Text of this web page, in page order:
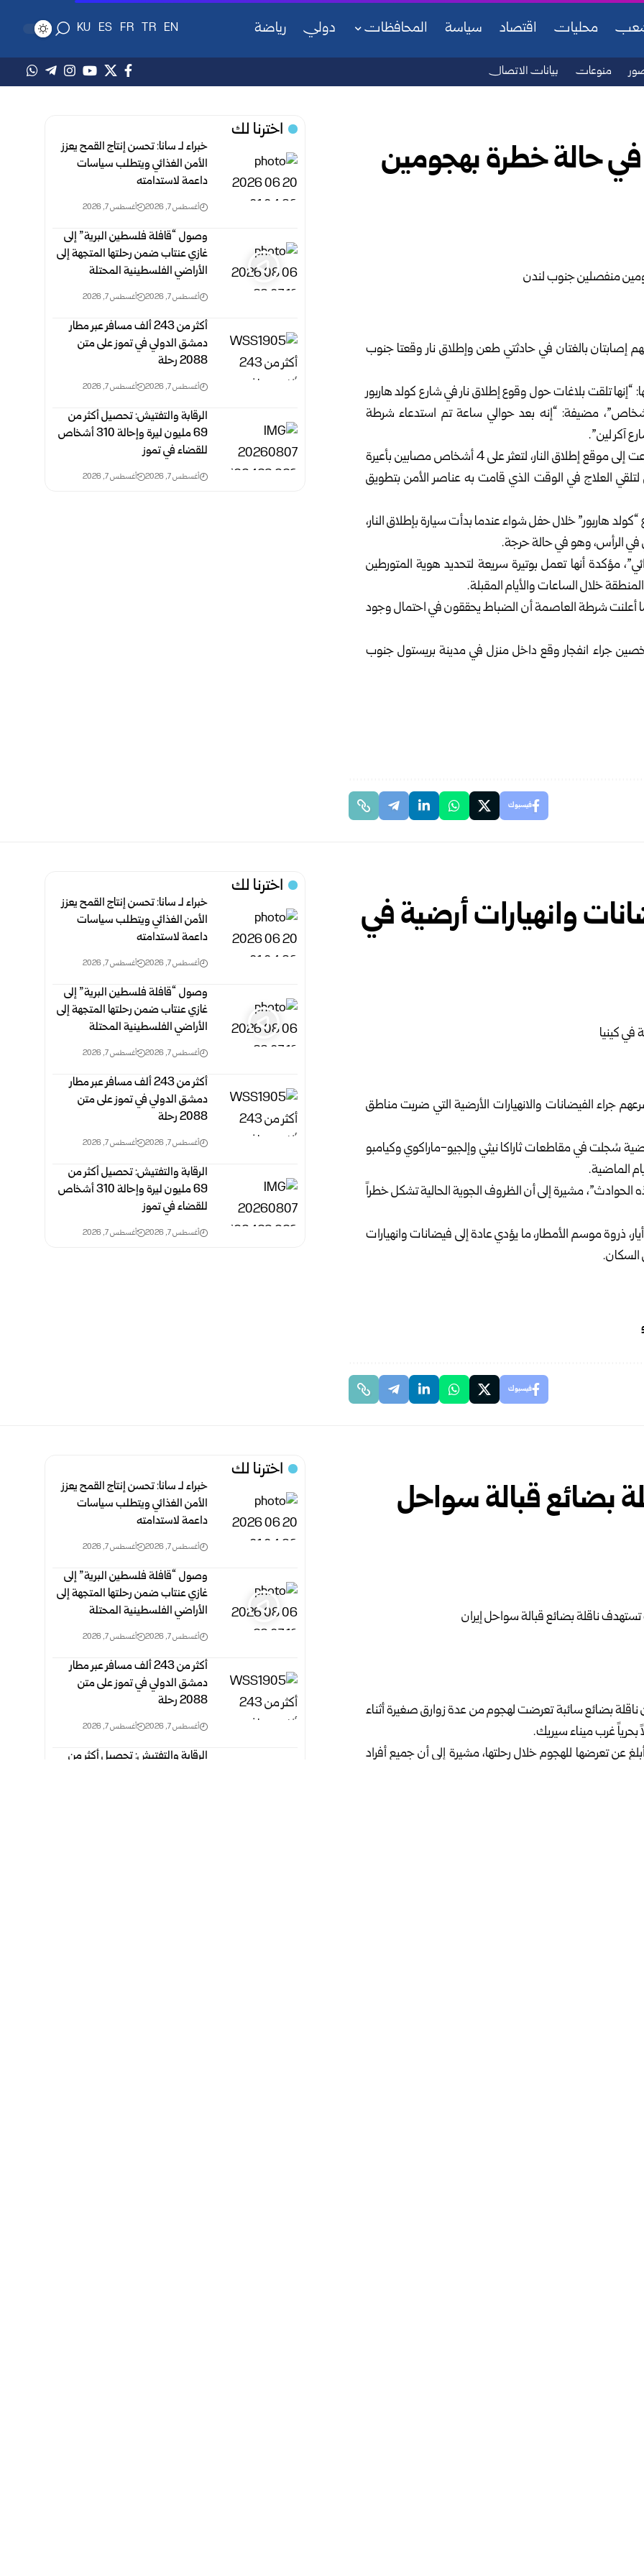
محليات اقتصاد سياسة المحافظات دولي رياضة EN
TR
FR
ES
KU
منوعات بيانات الاتصال
في حالة خطرة بهجومين
اليوم الأحد إصابة 5 أشخاص، بينهم إصابتان بالغتان في حادثتي طعن وإطلاق نار وقعتا جنوب
تلقت بلاغات حول وقوع إطلاق نار في شارع كولد هاربور
بريكستون جنوب لندن، نجم عنه إصابة 4 أشخاص”، مضيفة: “إنه بعد حوالي ساعة تم استدعاء شرطة
وأوضحت الشرطة أن “فرق الإسعاف ومكافحة الجريمة هرعت إلى موقع إطلاق النار، لتعثر على 4 أشخاص مصابين بأعيرة
العلاج في الوقت الذي قامت به عناصر الأمن بتطويق
هاربور” خلال حفل شواء عندما بدأت سيارة بإطلاق النار،
مؤكدة أنها تعمل بوتيرة سريعة لتحديد هوية المتورطين
خلال الساعات والأيام المقبلة.
أعلنت شرطة العاصمة أن الضباط يحققون في احتمال وجود
جراء انفجار وقع داخل منزل في مدينة بريستول جنوب
فيسبوك
اخترنا لك
خبراء لـ سانا: تحسن إنتاج القمح يعزز
الأمن الغذائي ويتطلب سياسات
داعمة لاستدامته
أغسطس 7, 2026 أغسطس 7, 2026
وصول “قافلة فلسطين البرية” إلى
غازي عنتاب ضمن رحلتها المتجهة إلى
الأراضي الفلسطينية المحتلة
أغسطس 7, 2026 أغسطس 7, 2026
أكثر من 243 ألف مسافر عبر مطار
دمشق الدولي في تموز على متن
2088 رحلة
أغسطس 7, 2026 أغسطس 7, 2026
الرقابة والتفتيش: تحصيل أكثر من
69 مليون ليرة وإحالة 310 أشخاص
للقضاء في تموز
أغسطس 7, 2026 أغسطس 7, 2026
وانهيارات أرضية في
الأحد، أن 18 شخصاً لقوا مصرعهم جراء الفيضانات والانهيارات الأرضية التي ضربت مناطق
سُجلت في مقاطعات ثاراكا نيثي وإلجيو-ماراكوي وكيامبو
الماضية.
حتفهم نتيجة هذه الحوادث”، مشيرة إلى أن الظروف الجوية الحالية تشكل خطراً
ذروة موسم الأمطار، ما يؤدي عادة إلى فيضانات وانهيارات
السكان.
فيسبوك
اخترنا لك
خبراء لـ سانا: تحسن إنتاج القمح يعزز
الأمن الغذائي ويتطلب سياسات
داعمة لاستدامته
أغسطس 7, 2026 أغسطس 7, 2026
وصول “قافلة فلسطين البرية” إلى
غازي عنتاب ضمن رحلتها المتجهة إلى
الأراضي الفلسطينية المحتلة
أغسطس 7, 2026 أغسطس 7, 2026
أكثر من 243 ألف مسافر عبر مطار
دمشق الدولي في تموز على متن
2088 رحلة
أغسطس 7, 2026 أغسطس 7, 2026
الرقابة والتفتيش: تحصيل أكثر من
69 مليون ليرة وإحالة 310 أشخاص
للقضاء في تموز
أغسطس 7, 2026 أغسطس 7, 2026
بضائع قبالة سواحل
أن ناقلة بضائع سائبة تعرضت لهجوم من عدة زوارق صغيرة أثناء
عن تعرضها للهجوم خلال رحلتها، مشيرة إلى أن جميع أفراد
اخترنا لك
خبراء لـ سانا: تحسن إنتاج القمح يعزز
الأمن الغذائي ويتطلب سياسات
داعمة لاستدامته
أغسطس 7, 2026 أغسطس 7, 2026
وصول “قافلة فلسطين البرية” إلى
غازي عنتاب ضمن رحلتها المتجهة إلى
الأراضي الفلسطينية المحتلة
أغسطس 7, 2026 أغسطس 7, 2026
أكثر من 243 ألف مسافر عبر مطار
دمشق الدولي في تموز على متن
2088 رحلة
أغسطس 7, 2026 أغسطس 7, 2026
الرقابة والتفتيش: تحصيل أكثر من